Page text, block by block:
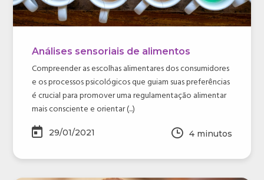
Análises sensoriais de alimentos
Compreender as escolhas alimentares dos consumidores
e os processos psicológicos que guiam suas preferências
é crucial para promover uma regulamentação alimentar
mais consciente e orientar (...)
29/01/2021 4 minutos